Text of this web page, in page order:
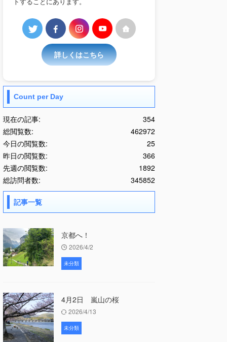
詳しくはこちら
Count per Day
354
現在の記事:
462972
総閲覧数:
25
今日の閲覧数:
366
昨日の閲覧数:
1892
先週の閲覧数:
345852
総訪問者数:
記事一覧
京都へ！
2026/4/2
未分類
4月2日 嵐山の桜
2026/4/13
未分類